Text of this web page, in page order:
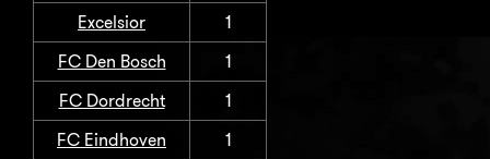
Excelsior
1
FC Den Bosch
1
FC Dordrecht
1
FC Eindhoven
1